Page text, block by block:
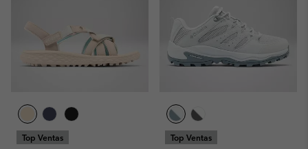
Top Ventas Top Ventas